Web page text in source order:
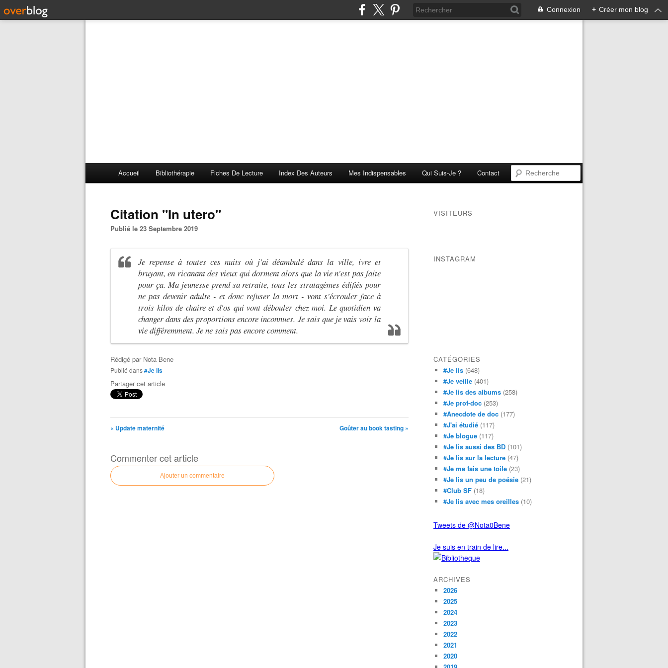
Connexion + Créer mon blog
Accueil Bibliothérapie Fiches De Lecture Index Des Auteurs Mes Indispensables Qui Suis-Je ? Contact
Citation "In utero"
Publié le 23 Septembre 2019
Je repense à toutes ces nuits où j'ai déambulé dans la ville, ivre et
bruyant, en ricanant des vieux qui dorment alors que la vie n'est pas faite
pour ça. Ma jeunesse prend sa retraite, tous les stratagèmes édifiés pour
ne pas devenir adulte - et donc refuser la mort - vont s'écrouler face à
trois kilos de chaire et d'os qui vont débouler chez moi. Le quotidien va
changer dans des proportions encore inconnues. Je sais que je vais voir la
vie différemment. Je ne sais pas encore comment.
Rédigé par Nota Bene
Publié dans#Je lis
Partager cet article
« Update maternité Goûter au book tasting »
Commenter cet article
Ajouter un commentaire
VISITEURS
INSTAGRAM
CATÉGORIES
#Je lis (648)
#Je veille (401)
#Je lis des albums (258)
#Je prof-doc (253)
#Anecdote de doc (177)
#J'ai étudié (117)
#Je blogue (117)
#Je lis aussi des BD (101)
#Je lis sur la lecture (47)
#Je me fais une toile (23)
#Je lis un peu de poésie (21)
#Club SF (18)
#Je lis avec mes oreilles (10)
Tweets de @Nota0Bene
Je suis en train de lire...
ARCHIVES
2026
2025
2024
2023
2022
2021
2020